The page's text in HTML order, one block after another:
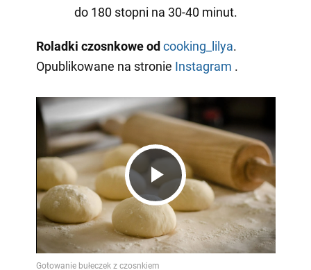
do 180 stopni na 30-40 minut.
Roladki czosnkowe odcooking_lilya.
Opublikowane na stronie Instagram .
Play
Video